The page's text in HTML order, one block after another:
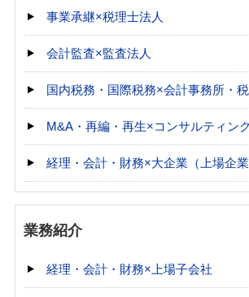
事業承継×税理士法人
会計監査×監査法人
国内税務・国際税務×会計事務所・
M&A・再編・再生×コンサルティン
経理・会計・財務×大企業（上場企業
業務紹介
経理・会計・財務×上場子会社